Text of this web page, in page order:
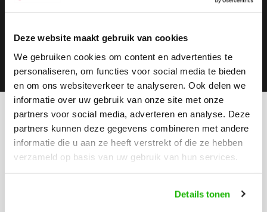
Deze website maakt gebruik van cookies
We gebruiken cookies om content en advertenties te
personaliseren, om functies voor social media te bieden
en om ons websiteverkeer te analyseren. Ook delen we
informatie over uw gebruik van onze site met onze
partners voor social media, adverteren en analyse. Deze
partners kunnen deze gegevens combineren met andere
informatie die u aan ze heeft verstrekt of die ze hebben
verzameld op basis van uw gebruik van hun services.
Details tonen
Abonneer
Kunnen we helpen?
Klantenservice:
Bel ons